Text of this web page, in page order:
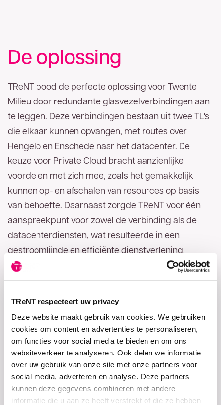
TReNT respecteert uw privacy
Deze website maakt gebruik van cookies. We gebruiken
cookies om content en advertenties te personaliseren,
om functies voor social media te bieden en om ons
websiteverkeer te analyseren. Ook delen we informatie
over uw gebruik van onze site met onze partners voor
social media, adverteren en analyse. Deze partners
kunnen deze gegevens combineren met andere
informatie die u aan ze heeft verstrekt of die ze hebben
De oplossing
TReNT bood de perfecte oplossing voor Twente
Milieu door redundante glasvezelverbindingen aan
te leggen. Deze verbindingen bestaan uit twee TL's
die elkaar kunnen opvangen, met routes over
Hengelo en Enschede naar het datacenter. De
keuze voor Private Cloud bracht aanzienlijke
voordelen met zich mee, zoals het gemakkelijk
kunnen op- en afschalen van resources op basis
van behoefte. Daarnaast zorgde TReNT voor één
aanspreekpunt voor zowel de verbinding als de
datacenterdiensten, wat resulteerde in een
gestroomlijnde en efficiënte dienstverlening.
Dankzij de samenwerking met TReNT geniet
betrouwbare IT-infrastructuur. Dit stelt hen in staat
om hun essentiële diensten efficiënt te beheren en
zich te richten op hun kerntaken, terwijl ze klaar zijn
voor toekomstige technologische ontwikkelingen.
Telefoonnummer
E-mailadres
Bedankt voor uw aanvraag. U ontvangt zo
spoedig mogelijk een reactie.